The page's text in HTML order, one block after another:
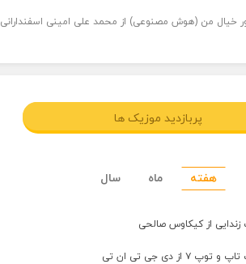
خیال من (هوش مصنوعی) از محمد علی امینی اسفندارانی
پربازدید موزیک ها
هفته ماه سال
زندایی از کیکاوس صالحی
۷ از دی جی تی ان تی